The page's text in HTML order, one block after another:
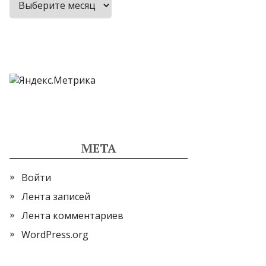
МЕТА
Войти
Лента записей
Лента комментариев
WordPress.org